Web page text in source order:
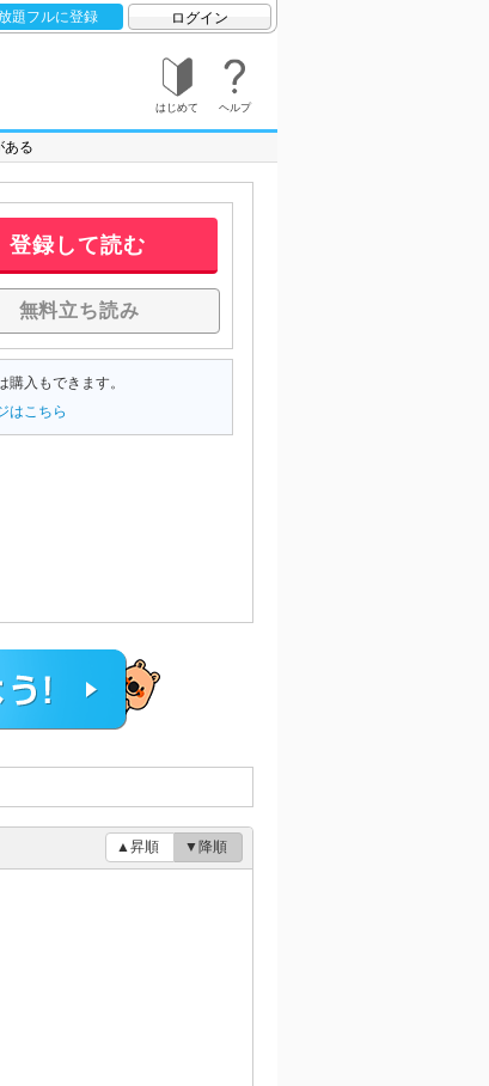
題フルに登録 ログイン
はじめて ヘルプ
ある
登録して読む
無料立ち読み
購入もできます。
はこちら
▲昇順 ▼降順